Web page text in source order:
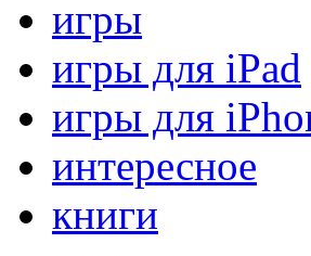
игры
игры для iPad
игры для
интересное
книги